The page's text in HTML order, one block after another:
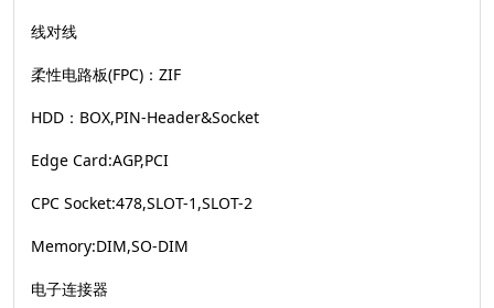
线对线
柔性电路板(FPC)：ZIF
HDD：BOX,PIN-Header&Socket
Edge Card:AGP,PCI
CPC Socket:478,SLOT-1,SLOT-2
Memory:DIM,SO-DIM
电子连接器